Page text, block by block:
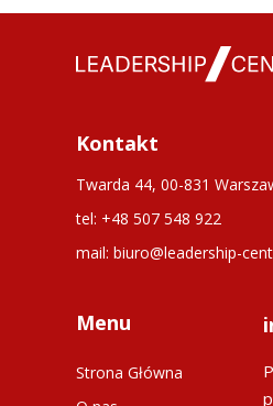
Kontakt
Twarda 44, 00-831
tel: +48 507 548 922
mail: biuro@leadership-
Menu
Strona Główna